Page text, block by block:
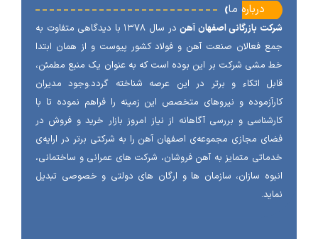
درباره ما
بازرگانی اصفهان آهن
در سال ۱۳۷۸ با دیدگاهی متفاوت به
فعالان صنعت آهن و فولاد کشور پیوست و از همان ابتدا
مشی شرکت بر این بوده است که به عنوان یک منبع مطمئن،
اتکاء و برتر در این عرصه شناخته گردد.وجود مدیران
و نیروهای متخصص این زمینه را فراهم نموده تا با
و بررسی آگاهانه از نیاز امروز بازار خرید و فروش در
مجازی مجموعه‌ی اصفهان آهن را به شرکتی برتر در ارایه‌ی
متمایز به آهن فروشان، شرکت های عمرانی و ساختمانی،
سازان، سازمان ها و ارگان های دولتی و خصوصی تبدیل